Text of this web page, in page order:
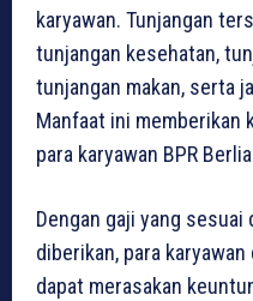
karyawan. Tunjangan
tunjangan kesehatan,
tunjangan makan, serta
Manfaat ini memberikan
para karyawan BPR
Dengan gaji yang sesuai
diberikan, para
dapat merasakan